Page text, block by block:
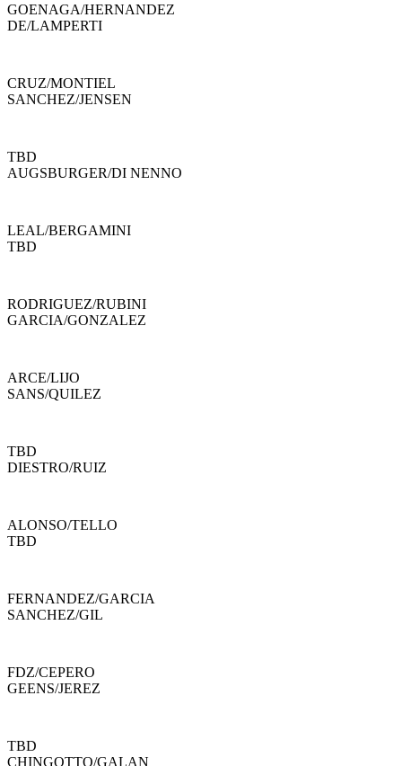
GOENAGA/HERNANDEZ
DE/LAMPERTI
CRUZ/MONTIEL
SANCHEZ/JENSEN
TBD
AUGSBURGER/DI NENNO
LEAL/BERGAMINI
TBD
RODRIGUEZ/RUBINI
GARCIA/GONZALEZ
ARCE/LIJO
SANS/QUILEZ
TBD
DIESTRO/RUIZ
ALONSO/TELLO
TBD
FERNANDEZ/GARCIA
SANCHEZ/GIL
FDZ/CEPERO
GEENS/JEREZ
TBD
CHINGOTTO/GALAN